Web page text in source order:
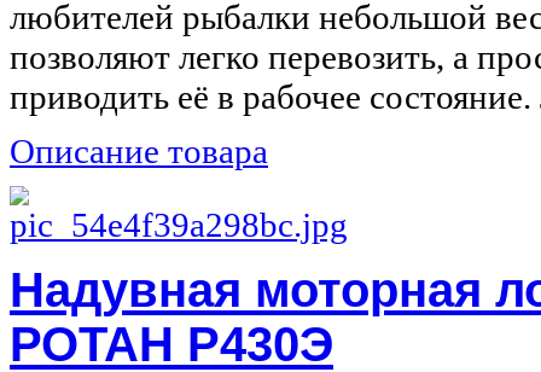
любителей рыбалки небольшой
позволяют легко перевозить, а
приводить её в рабочее
Описание товара
Надувная моторная
РОТАН Р430Э